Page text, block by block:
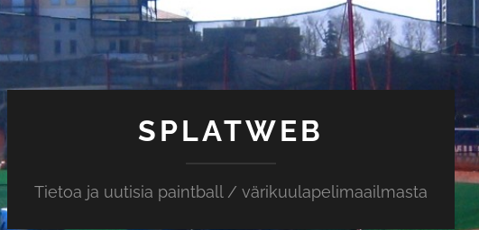
SPLATWEB
Tietoa ja uutisia paintball / värikuulapelimaailmasta